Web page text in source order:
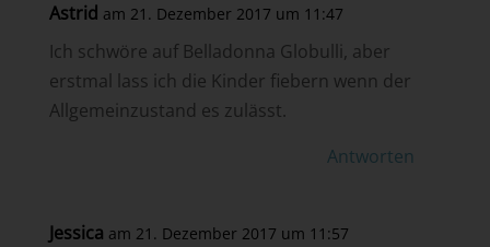
Astrid am 21. Dezember 2017 um 11:47
Ich schwöre auf Belladonna Globulli, aber
erstmal lass ich die Kinder fiebern wenn der
Allgemeinzustand es zulässt.
Antworten
Jessica am 21. Dezember 2017 um 11:57